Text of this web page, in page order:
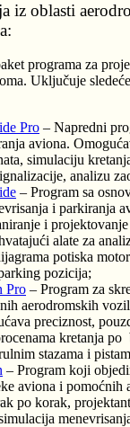
iz oblasti
programa za
Uključuje
Pro – Napredni
aviona.
simulaciju
analizu
– Program sa
i parkiranja
i
alate za
potiska
pozicija;
Pro – Program za
aerodromskih
preciznost,
kretanja po
stazama i
– Program koji
aviona i pomoćnih
po korak,